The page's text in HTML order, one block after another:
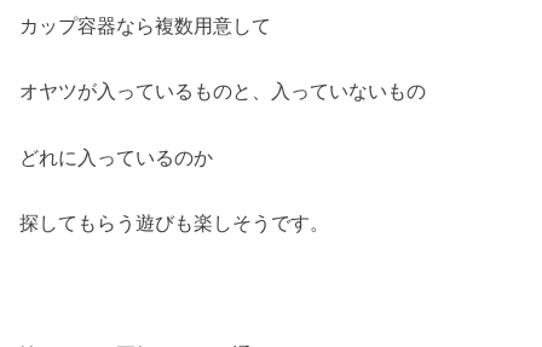
カップ容器なら複数用意して
オヤツが入っているものと、入っていないもの
どれに入っているのか
探してもらう遊びも楽しそうです。